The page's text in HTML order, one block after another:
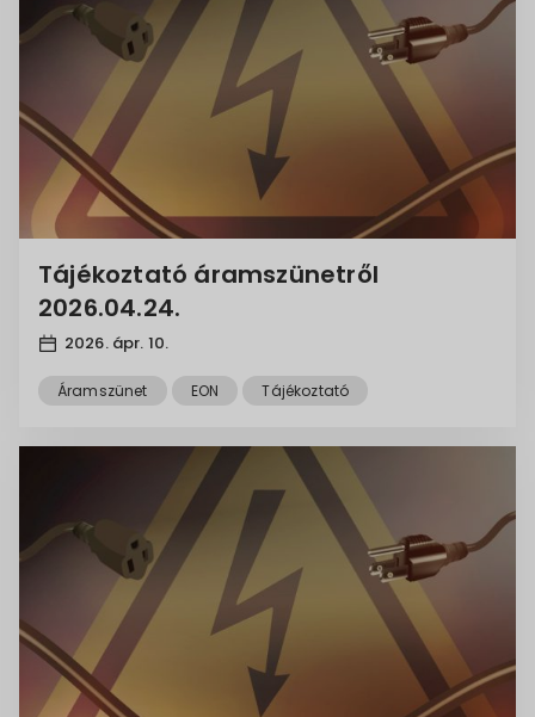
Tájékoztató áramszünetről
2026.04.24.
2026. ápr. 10.
Áramszünet EON Tájékoztató